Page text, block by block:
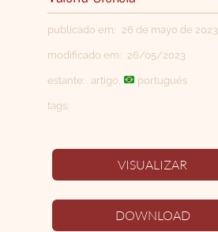
publicado em: 26 de mayo de 2023
modificado em: 26/05/2023
estante: artigo portugués
tags:
VISUALIZAR
DOWNLOAD